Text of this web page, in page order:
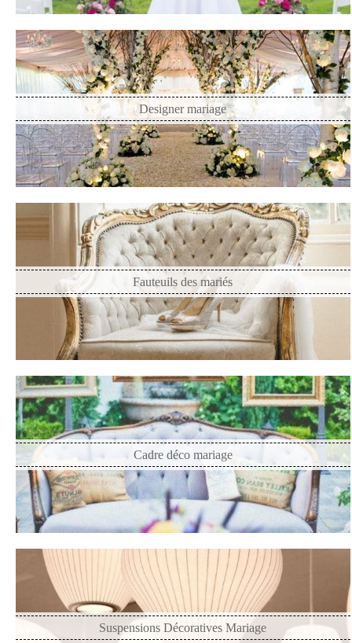
Designer mariage
Fauteuils des mariés
Cadre déco mariage
Suspensions Décoratives Mariage